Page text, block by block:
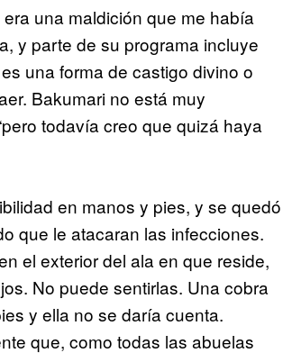
una maldición que me había
y parte de su programa incluye
una forma de castigo divino o
Bakumari no está muy
todavía creo que quizá haya
en manos y pies, y se quedó
que le atacaran las infecciones.
el exterior del ala en que reside,
No puede sentirlas. Una cobra
y ella no se daría cuenta.
que, como todas las abuelas